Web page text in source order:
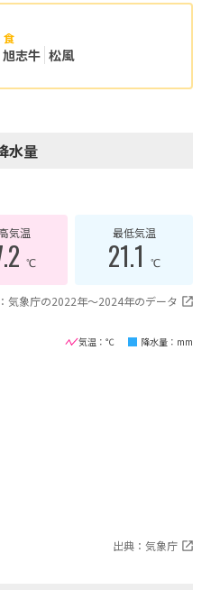
食
旭志牛 松風
水量
気温
℃
最低気温
21.1 ℃
気象庁の2022年〜2024年のデータ
気温：℃ 降水量：mm
出典：気象庁